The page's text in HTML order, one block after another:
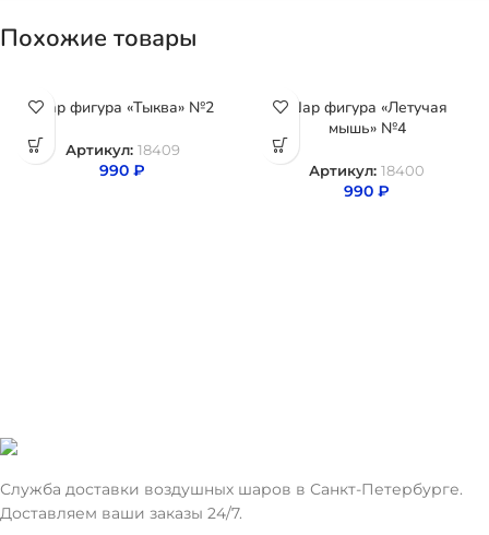
Похожие товары
Шар фигура «Тыква» №2
Артикул: 18409
990 ₽
Шар фигура «Летучая
мышь» №4
Артикул: 18400
990 ₽
Служба доставки воздушных шаров в Санкт-Петербурге.
Доставляем ваши заказы 24/7.